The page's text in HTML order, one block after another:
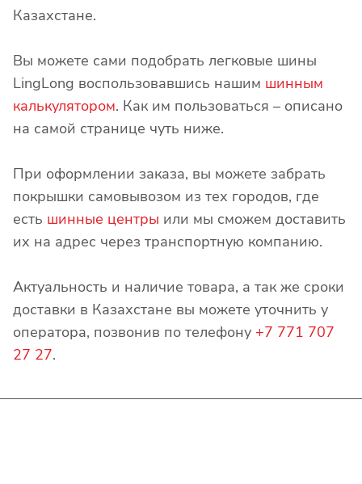
Казахстане.
Вы можете сами подобрать легковые шины
LingLong воспользовавшись нашим шинным
калькулятором. Как им пользоваться – описано
на самой странице чуть ниже.
При оформлении заказа, вы можете забрать
покрышки самовывозом из тех городов, где
есть шинные центры или мы сможем доставить
их на адрес через транспортную компанию.
Актуальность и наличие товара, а так же сроки
доставки в Казахстане вы можете уточнить у
оператора, позвонив по телефону +7 771 707
27 27.